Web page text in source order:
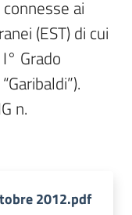
ai
(EST) di cui
Grado
n.
2012.pdf